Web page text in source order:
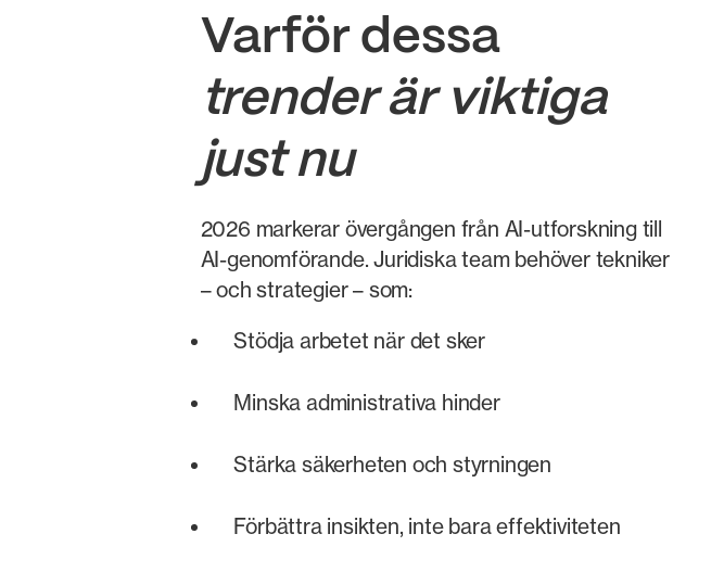
Varför dessa
trender är viktiga
just nu
2026 markerar övergången från AI-utforskning till
AI-genomförande. Juridiska team behöver tekniker
– och strategier – som:
Stödja arbetet när det sker
Minska administrativa hinder
Stärka säkerheten och styrningen
Förbättra insikten, inte bara effektiviteten